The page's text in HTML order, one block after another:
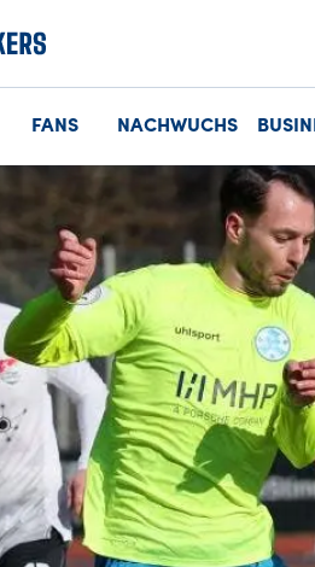
FANS NACHWUCHS